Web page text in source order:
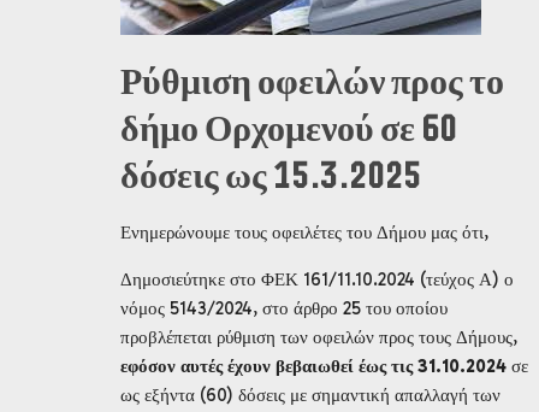
Ρύθμιση οφειλών προς το
δήμο Ορχομενού σε 60
δόσεις ως 15.3.2025
Ενημερώνουμε τους οφειλέτες του Δήμου μας ότι,
Δημοσιεύτηκε στο ΦΕΚ 161/11.10.2024 (τεύχος Α) ο
νόμος 5143/2024, στο άρθρο 25 του οποίου
προβλέπεται ρύθμιση των οφειλών προς τους Δήμους,
εφόσον αυτές έχουν βεβαιωθεί έως τις 31.10.2024 σε
ως εξήντα (60) δόσεις με σημαντική απαλλαγή των